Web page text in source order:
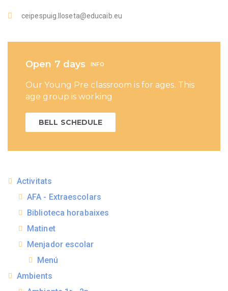
ceipespuig.lloseta@educaib.eu
Open 7 days INFO
Our Young Pre classroom is for ages. This
age group is working
BELL SCHEDULE
Activitats
AFA - Extraescolars
Biblioteca horabaixes
Matinet
Menjador escolar
Menú
Ambients